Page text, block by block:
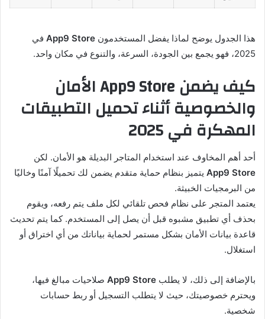
هذا الجدول يوضح لماذا يفضل المستخدمون App9 Store في
2025، فهو يجمع بين الجودة، السرعة، والتنوع في مكان واحد.
كيف يضمن App9 Store الأمان
والخصوصية أثناء تحميل التطبيقات
المهكرة في 2025
أحد أهم المخاوف عند استخدام المتاجر البديلة هو الأمان. لكن
App9 Store يتميز بنظام حماية متقدم يضمن لك تحميلًا آمنًا وخاليًا
من البرمجيات الخبيثة.
يعتمد المتجر على نظام فحص تلقائي لكل ملف يتم رفعه، ويقوم
بحذف أي تطبيق مشبوه قبل أن يصل إلى المستخدم. كما يتم تحديث
قاعدة بيانات الأمان بشكل مستمر لحماية بياناتك من أي اختراق أو
استغلال.
بالإضافة إلى ذلك، لا يطلب App9 Store صلاحيات مبالغ فيها،
ويحترم خصوصيتك، حيث لا يتطلب التسجيل أو ربط حسابات
شخصية.